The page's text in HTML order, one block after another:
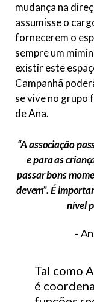
mudança na
assumisse o
fornecerem o
sempre um
existir este
Campanhã
se vive no grupo
de Ana.
“A associação
e para as
passar bons
devem”. É
nível
Tal como
é